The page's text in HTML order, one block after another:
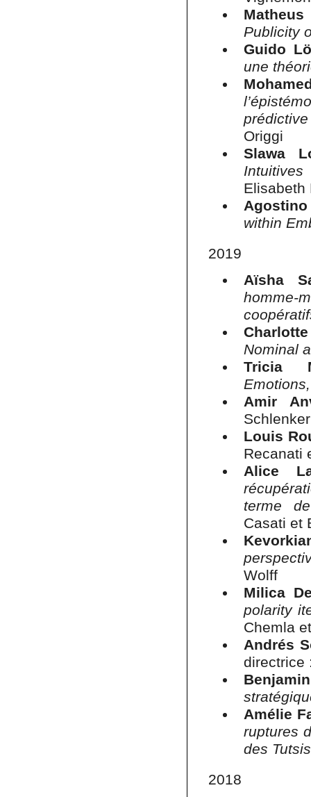
Publicity
Guido
une
Origgi
Slawa
Elisabeth
within
2019
Aïsha
homme-
Nominal
Tricia
Amir
Louis
Recanati
Alice
terme
Casati et
Wolff
Milica
polarity
Chemla
Andrés
directrice
Amélie
ruptures
des
2018